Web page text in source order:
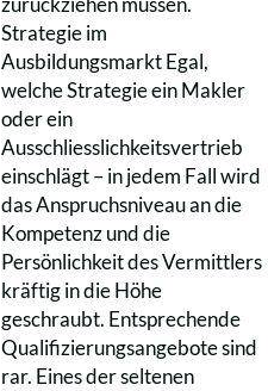
Strategie im
Ausbildungsmarkt Egal,
welche Strategie ein Makler
oder ein
Ausschliesslichkeitsvertrieb
einschlägt – in jedem Fall wird
das Anspruchsniveau an die
Kompetenz und die
Persönlichkeit des Vermittlers
kräftig in die Höhe
geschraubt. Entsprechende
Qualifizierungsangebote sind
rar. Eines der seltenen